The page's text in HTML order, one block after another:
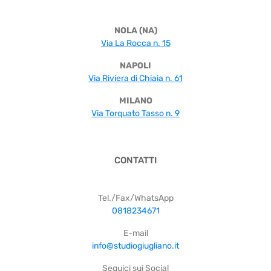
NOLA (NA)
Via La Rocca n. 15
NAPOLI
Via Riviera di Chiaia n. 61
MILANO
Via Torquato Tasso n. 9
CONTATTI
Tel./Fax/WhatsApp
0818234671
E-mail
info@studiogiugliano.it
Seguici sui Social